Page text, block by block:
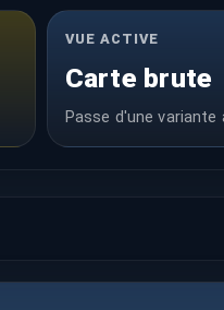
VUE ACTIVE
Carte brute
Passe d'une